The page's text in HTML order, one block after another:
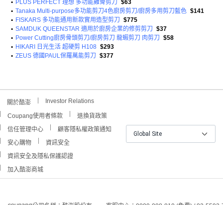
• PLUS PERFECT 理想 多功能雞骨剪刀 $63
• Tanaka Multi-purpose多功能剪刀4色廚房剪刀/廚房多用剪刀藍色 $141
• FISKARS 多功能通用新款實用造型剪刀 $775
• SAMDUK QUEENSTAR 適用於廚房企業的修剪剪刀 $37
• Power Cutting廚房骨頭剪刀/廚房剪刀 龍蝦剪刀 肉剪刀 $58
• HIKARI 日光生活 超硬剪 H108 $293
• ZEUS 德國PAUL保羅萬能剪刀 $377
關於酷澎 Investor Relations
Coupang使用者條款
退換貨政策
信任管理中心
顧客隱私權政策通知
安心購物
資訊安全
資訊安全及隱私保護認證
加入酷澎商城
Global Site